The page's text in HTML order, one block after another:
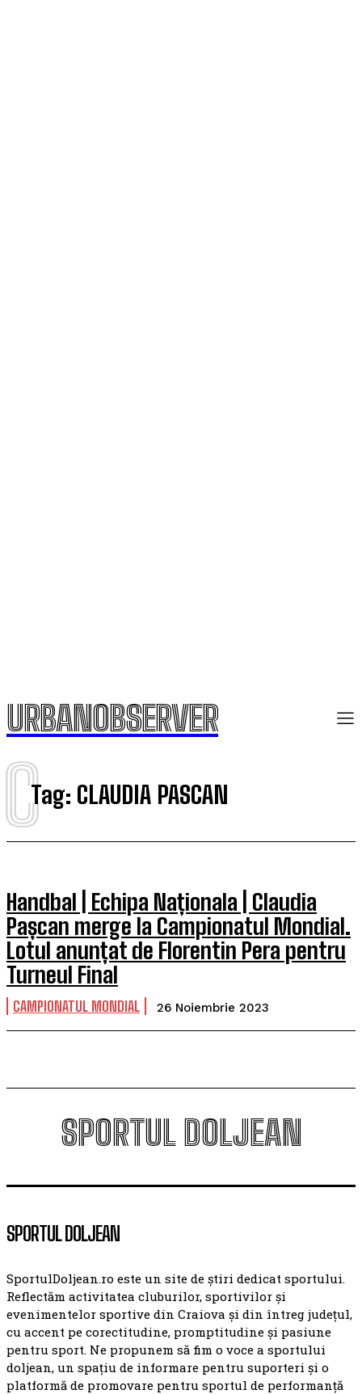
URBANOBSERVER
Tag: CLAUDIA PASCAN
C
Handbal | Echipa Naționala | Claudia
Pașcan merge la Campionatul Mondial.
Lotul anunțat de Florentin Pera pentru
Turneul Final
CAMPIONATUL MONDIAL 26 Noiembrie 2023
SPORTUL DOLJEAN
SPORTUL DOLJEAN
SportulDoljean.ro este un site de știri dedicat sportului.
Reflectăm activitatea cluburilor, sportivilor și
evenimentelor sportive din Craiova și din întreg județul,
cu accent pe corectitudine, promptitudine și pasiune
pentru sport. Ne propunem să fim o voce a sportului
doljean, un spațiu de informare pentru suporteri și o
platformă de promovare pentru sportul de performanță